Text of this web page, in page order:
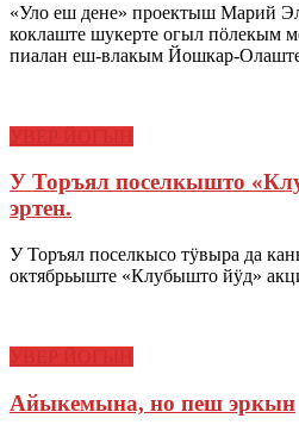
«Уло еш дене» проектыш Марий
коклаште шукерте огыл пӧлекым
пиалан еш-влакым Йошкар-
У Торъял поселкышто
эртен.
У Торъял поселкысо тӱвыра да
октябрьыште «Клубышто йӱд»
Айыкемына, но пеш эркын